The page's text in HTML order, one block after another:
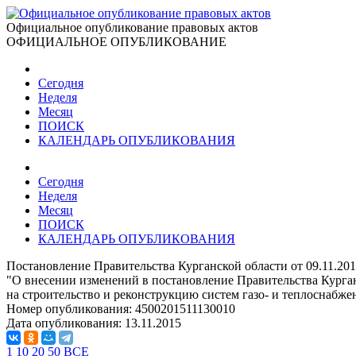
Официальное опубликование правовых актов
ОФИЦИАЛЬНОЕ ОПУБЛИКОВАНИЕ
Сегодня
Неделя
Месяц
ПОИСК
КАЛЕНДАРЬ ОПУБЛИКОВАНИЯ
Сегодня
Неделя
Месяц
ПОИСК
КАЛЕНДАРЬ ОПУБЛИКОВАНИЯ
Постановление Правительства Курганской области от
"О внесении изменений в постановление Правительства
на строительство и реконструкцию систем газо- и
Номер опубликования: 4500201511130010
Дата опубликования: 13.11.2015
1 10 20 50 ВСЕ